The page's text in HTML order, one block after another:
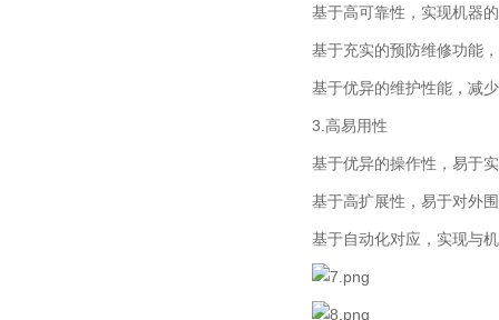
基于高可靠性，实现机器
基于充实的预防维修功能
基于优异的维护性能，减
3.高易用性
基于优异的操作性，易于
基于高扩展性，易于对外
基于自动化对应，实现与